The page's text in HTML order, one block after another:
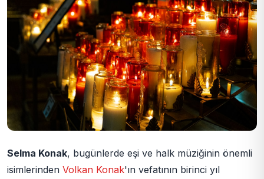
Selma Konak, bugünlerde eşi ve halk müziğinin önemli
isimlerinden Volkan Konak'ın vefatının birinci yıl